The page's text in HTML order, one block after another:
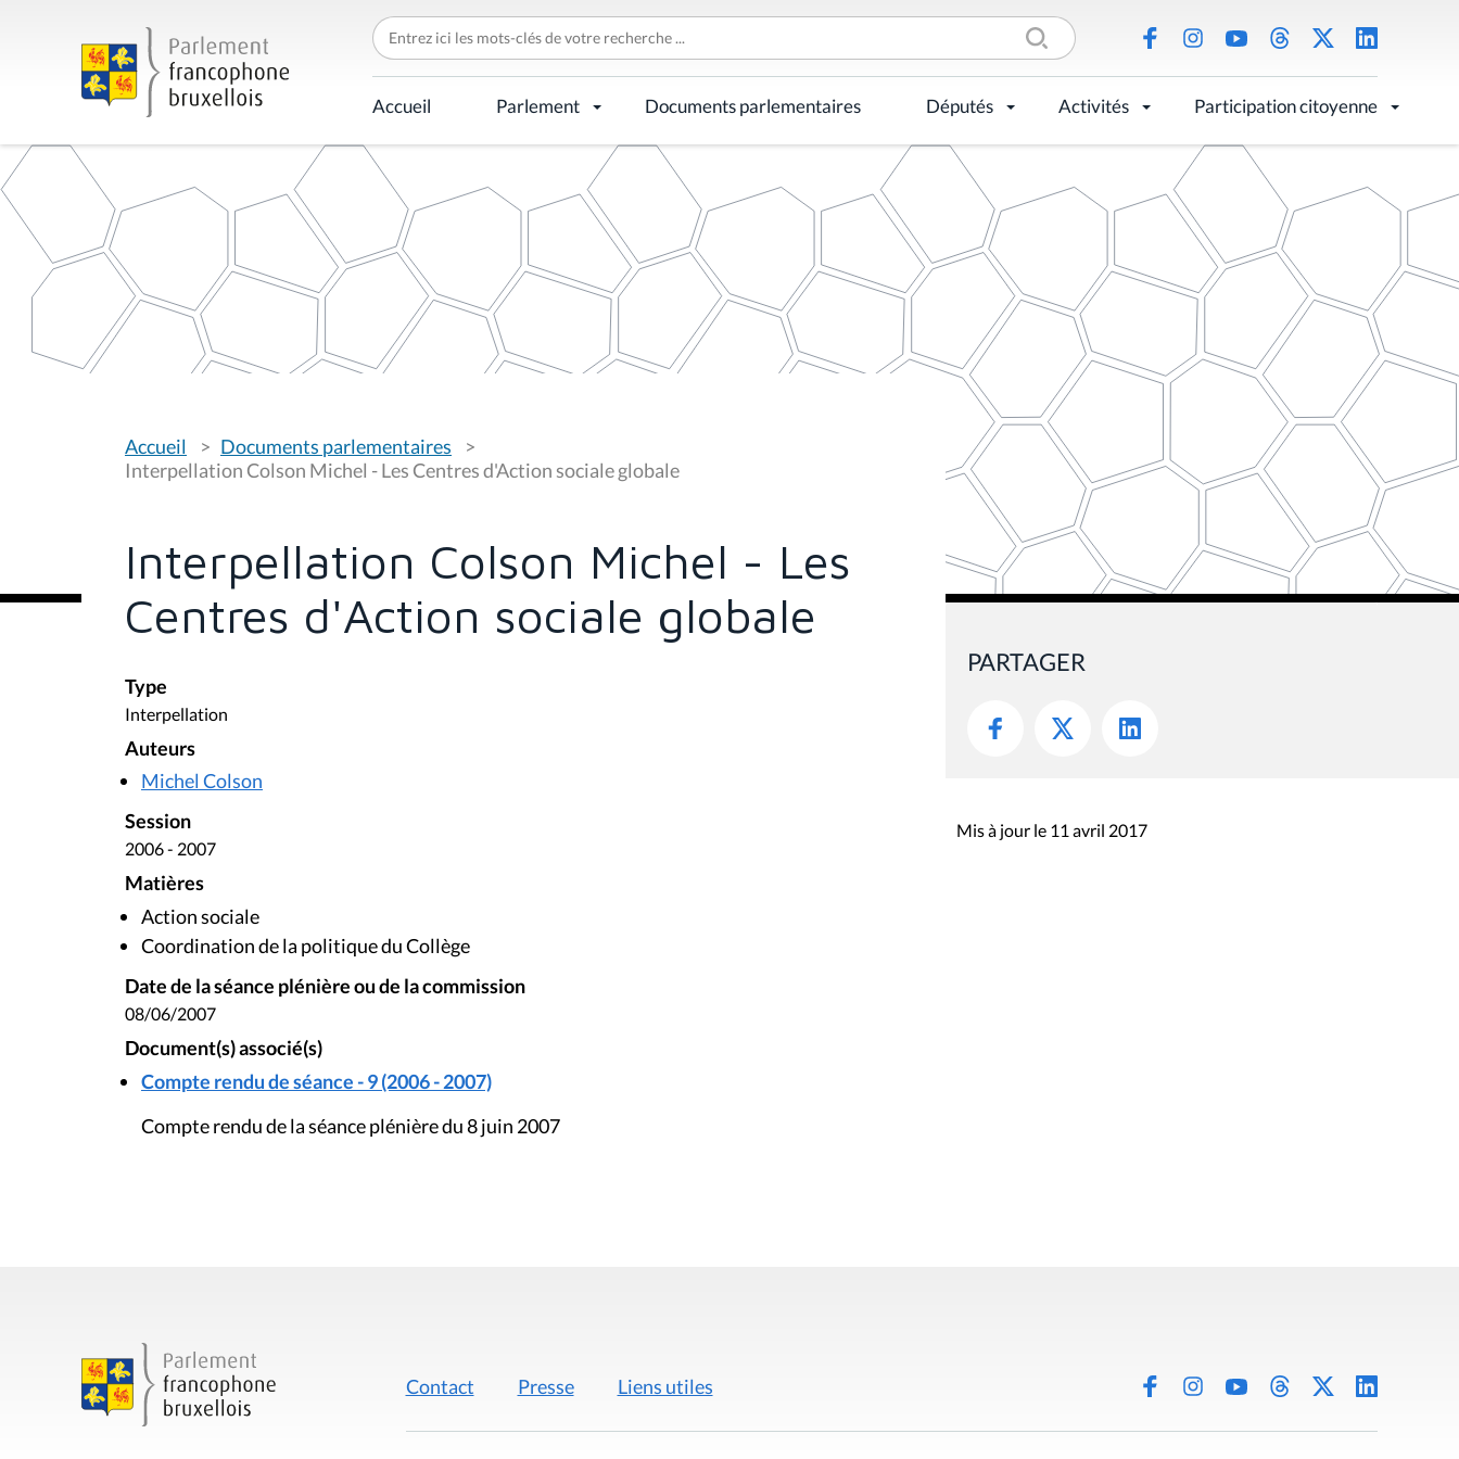
C
h
e
r
c
h
r
p
Accueil Parlement Documents parlementaires Députés Activités Participation citoyenne
o
u
s
s
i
Accueil
Documents parlementaires
Interpellation Colson Michel - Les Centres d'Action sociale globale
Interpellation Colson Michel - Les
Centres d'Action sociale globale
Type
Interpellation
Auteurs
Michel Colson
Session
2006 - 2007
Matières
Action sociale
Coordination de la politique du Collège
Date de la séance plénière ou de la commission
08/06/2007
Document(s) associé(s)
Compte rendu de séance - 9 (2006 - 2007)
Compte rendu de la séance plénière du 8 juin 2007
PARTAGER
Mis à jour le 11 avril 2017
Contact Presse Liens utiles